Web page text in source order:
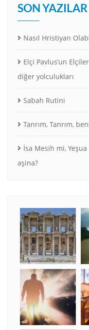
SON YAZILAR
Nasıl Hristiyan
Elçi Pavlus’un
diğer yolculukları
Sabah Rutini
Tanrım, Tanrım,
İsa Mesih mi,
aşina?